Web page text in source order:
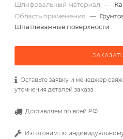
Шлифовальный материал —
Область применения —
Шпатлеванные поверхности
Оставьте заявку и менеджер
уточнения деталей заказа.
Доставляем по всей РФ.
Изготовим по индивидуальному